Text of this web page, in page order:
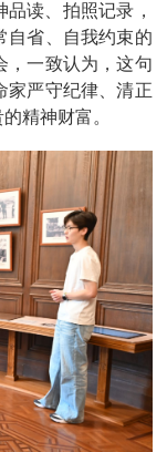
读、拍照记录，
自省、自我约束的
，一致认为，这句
家严守纪律、清正
精神财富。